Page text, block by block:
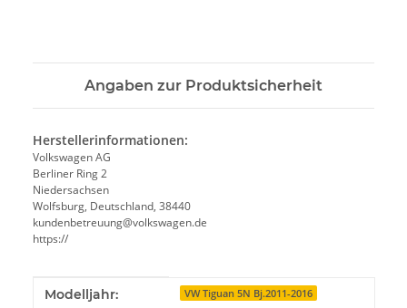
Angaben zur Produktsicherheit
Herstellerinformationen:
Volkswagen AG
Berliner Ring 2
Niedersachsen
Wolfsburg, Deutschland, 38440
kundenbetreuung@volkswagen.de
https://
Produkteigenschaft
Wert
Modelljahr: VW Tiguan 5N Bj.2011-2016